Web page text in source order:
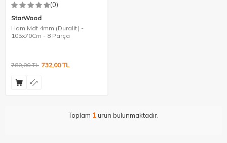
(0)
StarWood
Ham Mdf 4mm (Duralit) -
105x70Cm - 8 Parça
780,00TL 732,00TL
Toplam 1ürün bulunmaktadır.